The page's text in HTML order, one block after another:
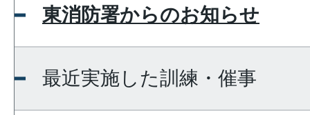
東消防署からのお知らせ
最近実施した訓練・催事